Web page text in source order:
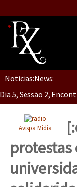
Inicio
Quiénes Somos
La palabra del EZLN
TEMAS
Chiapas
Noticias:News:
Dia 5, Sessão 2,
Dia 5, sessão 1, do
Avispa Midia
protestas